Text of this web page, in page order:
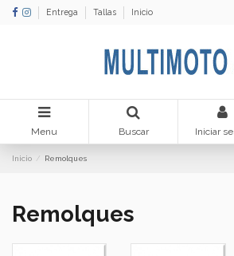
Entrega Tallas Inicio
Menu Buscar Iniciar
Inicio Remolques
Remolques